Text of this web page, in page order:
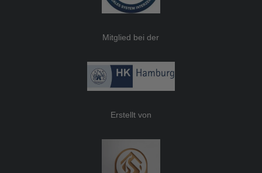
Mitglied bei der
Erstellt von